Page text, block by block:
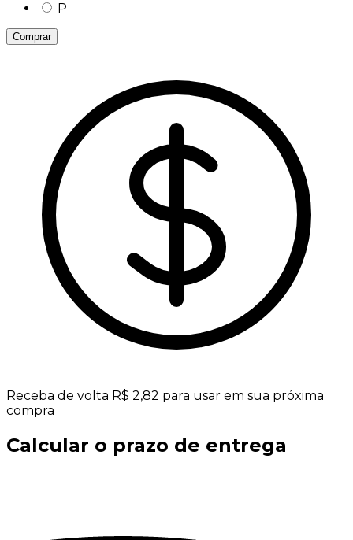
P
Comprar
Receba de volta R$ 2,82 para usar em sua próxima
compra
Calcular o prazo de entrega